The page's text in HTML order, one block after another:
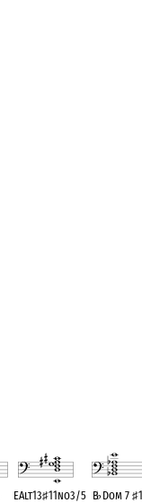
EAlt13♯11no3/5 B♭Dom 7 ♯